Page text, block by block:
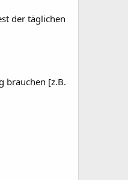
der täglichen
brauchen [z.B.